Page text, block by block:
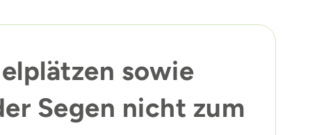
sowie
Segen nicht zum